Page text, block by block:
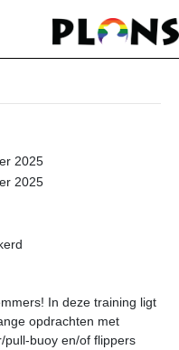
2025
2025
In deze training ligt
opdrachten met
pull-buoy en/of flippers